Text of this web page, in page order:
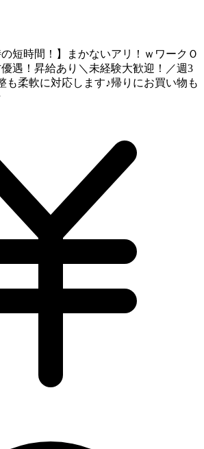
短時間！】まかないアリ！ｗワークＯ
遇！昇給あり＼未経験大歓迎！／週3
も柔軟に対応します♪帰りにお買い物も